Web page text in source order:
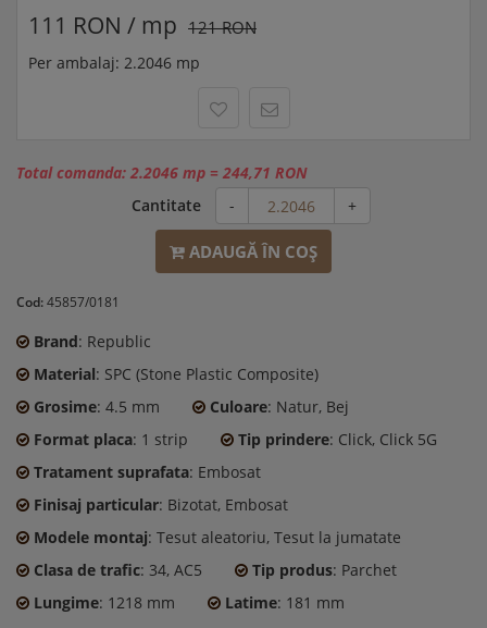
111 RON / mp 121 RON
Per ambalaj: 2.2046 mp
Total comanda: 2.2046 mp = 244,71 RON
Cantitate
- +
ADAUGĂ ÎN COŞ
Cod:45857/0181
Brand: Republic
Material: SPC (Stone Plastic Composite)
Grosime: 4.5 mm Culoare: Natur, Bej
Format placa: 1 strip Tip prindere: Click, Click 5G
Tratament suprafata: Embosat
Finisaj particular: Bizotat, Embosat
Modele montaj: Tesut aleatoriu, Tesut la jumatate
Clasa de trafic: 34, AC5 Tip produs: Parchet
Lungime: 1218 mm Latime: 181 mm